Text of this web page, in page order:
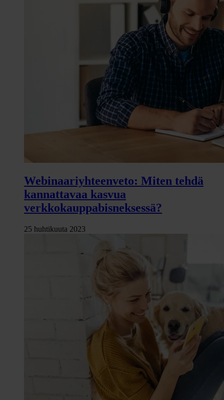
Webinaariyhteenveto: Miten tehdä
kannattavaa kasvua
verkkokauppabisneksessä?
25 huhtikuuta 2023